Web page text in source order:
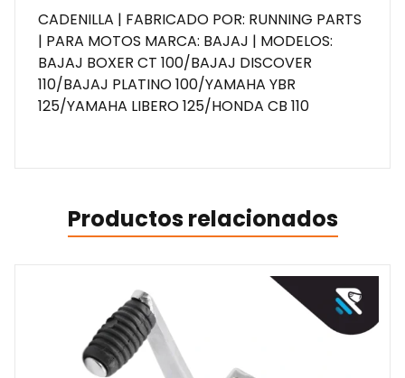
CADENILLA | FABRICADO POR: RUNNING PARTS
| PARA MOTOS MARCA: BAJAJ | MODELOS:
BAJAJ BOXER CT 100/BAJAJ DISCOVER
110/BAJAJ PLATINO 100/YAMAHA YBR
125/YAMAHA LIBERO 125/HONDA CB 110
Productos relacionados